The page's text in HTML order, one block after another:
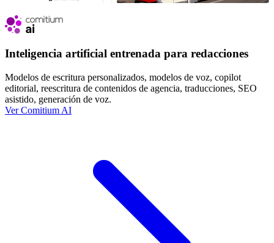
Inteligencia artificial entrenada para redacciones
Modelos de escritura personalizados, modelos de voz, copilot
editorial, reescritura de contenidos de agencia, traducciones, SEO
asistido, generación de voz.
Ver Comitium AI